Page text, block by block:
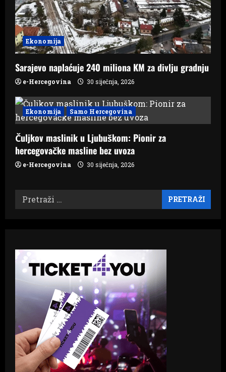
Ekonomija
Sarajevo naplaćuje 240 miliona KM za divlju gradnju
e-Hercegovina 30 siječnja, 2026
Ekonomija Samo Hercegovina
Čuljkov maslinik u Ljubuškom: Pionir za
hercegovačke masline bez uvoza
e-Hercegovina 30 siječnja, 2026
Pretraži: